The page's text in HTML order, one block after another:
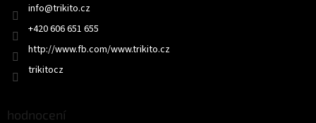
info@trikito.cz
+420 606 651 655
http://www.fb.com/www.trikito.cz
trikitocz
hodnocení